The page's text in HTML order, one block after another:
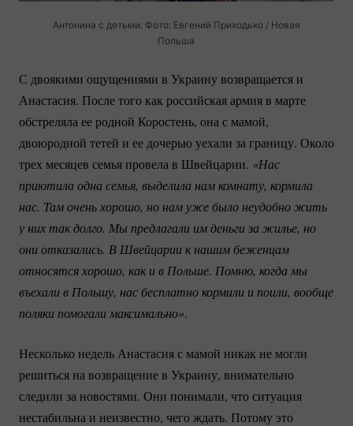
Антонина с детьми. Фото: Евгений Приходько / Новая
Польша
С двоякими ощущениями в Украину возвращается и
Анастасия. После того как российская армия в марте
обстреляла ее родной Коростень, она с мамой,
двоюродной тетей и ее дочерью уехали за границу. Около
трех месяцев семья провела в Швейцарии. «Нас
приютила одна семья, выделила нам комнату, кормила
нас. Там очень хорошо, но нам уже было неудобно жить
у них так долго. Мы предлагали им деньги за жилье, но
они отказались. В Швейцарии к нашим беженцам
относятся хорошо, как и в Польше. Помню, когда мы
въехали в Польшу, нас бесплатно кормили и поили, вообще
поляки помогали максимально».
Несколько недель Анастасия с мамой никак не могли
решиться на возвращение в Украину, внимательно
следили за новостями. Они понимали, что ситуация
нестабильна и неизвестно, чего ждать. Потому это